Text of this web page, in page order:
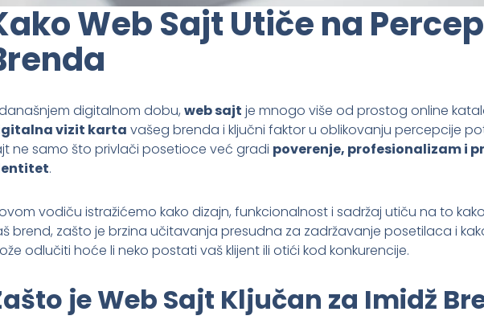
Web Sajt Utiče na
digitalnom dobu, web sajt je mnogo više od prostog online
vizit karta vašeg brenda i ključni faktor u oblikovanju percepcije
ne samo što privlači posetioce već gradi poverenje, profesionalizam i
.
vodiču istražićemo kako dizajn, funkcionalnost i sadržaj utiču na to
brend, zašto je brzina učitavanja presudna za zadržavanje posetilaca i
odlučiti hoće li neko postati vaš klijent ili otići kod konkurencije.
je Web Sajt Ključan za Imidž